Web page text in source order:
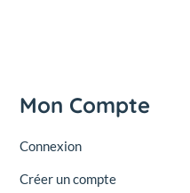
Mon Compte
Connexion
Créer un compte